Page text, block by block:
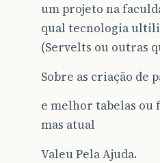
um projeto na
qual tecnologia
(Servelts ou outras
Sobre as criação de
e melhor tabelas ou
mas atual
Valeu Pela Ajuda.